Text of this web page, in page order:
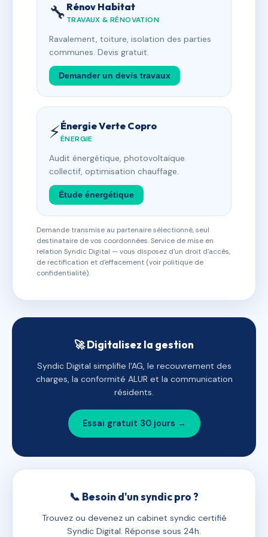
🔧 Rénov Habitat
TRAVAUX & RÉNOVATION
Ravalement, toiture, isolation des parties
communes. Devis gratuit.
Demander un devis travaux
⚡Énergie Verte Copro
ÉNERGIE
Audit énergétique, photovoltaïque
collectif, optimisation chauffage.
Étude énergétique
Demande transmise au partenaire sélectionné, seul
destinataire de vos coordonnées. Service de mise en
relation Syndic Digital — vous disposez d'un droit d'accès,
de rectification et d'effacement (voir politique de
confidentialité).
🚀 Digitalisez la gestion
Syndic Digital simplifie l'AG, le recouvrement des
charges, la conformité ALUR et la communication
résidents.
Essai gratuit 30 jours →
📞 Besoin d'un syndic pro ?
Trouvez ou devenez un cabinet syndic certifié
Syndic Digital. Réponse sous 24h.